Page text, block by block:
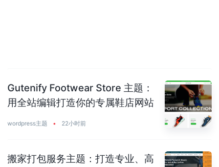
Gutenify Footwear Store 主题：
用全站编辑打造你的专属鞋店网站
wordpress主题 • 22小时前
搬家打包服务主题：打造专业、高